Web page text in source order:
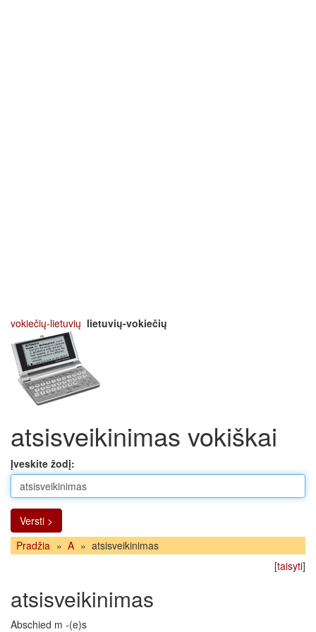
vokiečių-lietuvių lietuvių-vokiečių
atsisveikinimas vokiškai
Įveskite žodį:
Versti >
Pradžia » A » atsisveikinimas
[taisyti]
atsisveikinimas
Abschied m -(e)s